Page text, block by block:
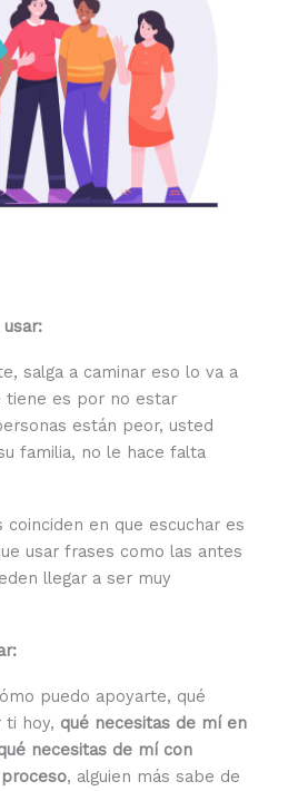
salga a caminar eso lo va a
tiene es por no estar
están peor, usted
familia, no le hace falta
coinciden en que escuchar es
usar frases como las antes
llegar a ser muy
puedo apoyarte, qué
ti hoy, qué necesitas de mí en
necesitas de mí con
, alguien más sabe de